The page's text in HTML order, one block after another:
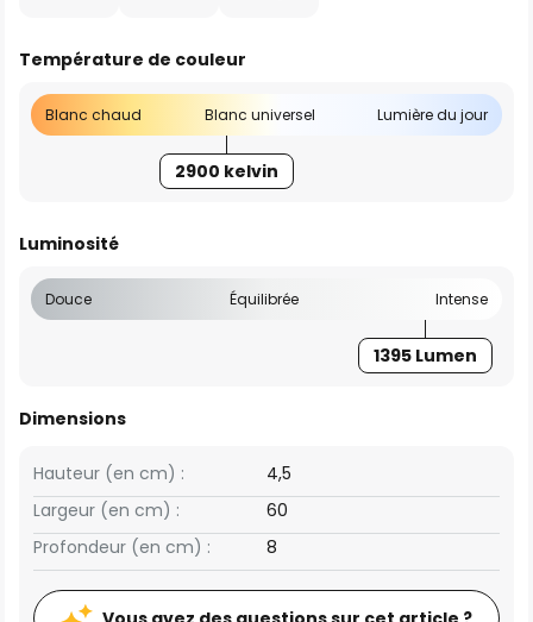
Température de couleur
Blanc chaud Blanc universel Lumière du jour
2900 kelvin
Luminosité
Douce Équilibrée Intense
1395 Lumen
Dimensions
Largeur (en cm) : 60
Hauteur (en cm) : 4,5
Profondeur (en cm) : 8